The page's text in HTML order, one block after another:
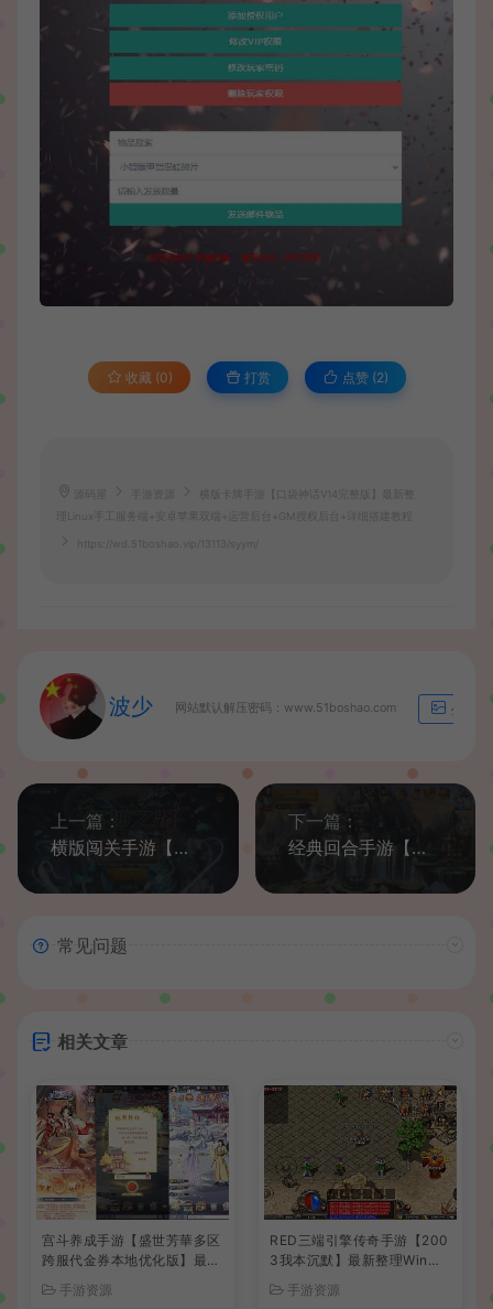
收藏 (0) 打赏 点赞 (2)
手游资源
横版卡牌手游【口袋神话V14完整版】最新整
理Linux手工服务端+安卓苹果双端+运营后台+GM授权后台+详细搭建教程
https://wd.51boshao.vip/13113/syym/
波少 网站默认解压密码：www.51boshao.com 生成海
上一篇：
横版闯关手游【回归大陆之成神之路】最新整理Linux手工服务端+多区+安卓苹果双端+运营后台+GM授权物品后台+详细搭建教程
下一篇：
经典回合手游【仙圣奇缘】最新整理神仙道单机一键即玩镜像服务端+Linux手工外网端+安卓苹果端+GM后台+详细搭建教程
常见问题
相关文章
宫斗养成手游【盛世芳華多区
跨服代金券本地优化版】最新
手工服务端+CDK授权后台
手游资源
RED三端引擎传奇手游【200
3我本沉默】最新整理Win系
细搭建教程
手游资源